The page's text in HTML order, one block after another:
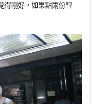
得剛好，如果點兩份輕